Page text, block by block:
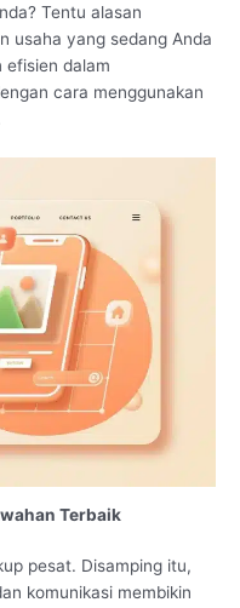
Tentu alasan
usaha yang sedang Anda
efisien dalam
cara menggunakan
Terbaik
pesat. Disamping itu,
komunikasi membikin